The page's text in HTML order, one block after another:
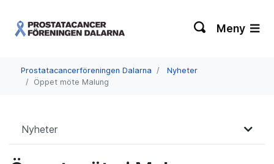
Meny
Prostatacancerföreningen Dalarna
Nyheter
Öppet möte Malung
Nyheter